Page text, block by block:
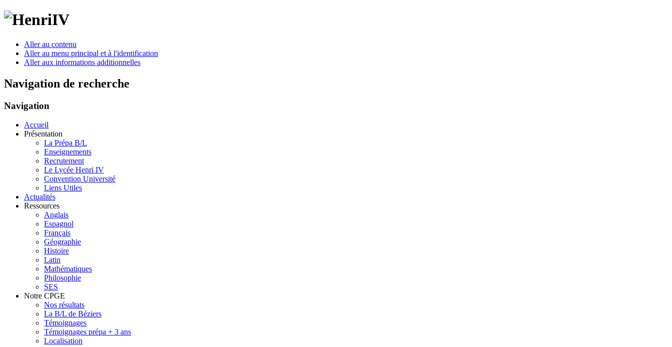
Aller au contenu
Aller au menu principal et à l'identification
Aller aux informations additionnelles
Navigation de recherche
Navigation
Accueil
Présentation
La Prépa B/L
Enseignements
Recrutement
Le Lycée Henri IV
Convention Université
Liens Utiles
Actualités
Ressources
Anglais
Espagnol
Français
Géographie
Histoire
Latin
Mathématiques
Philosophie
SES
Notre CPGE
Nos résultats
La B/L de Béziers
Témoignages
Témoignages prépa + 3 ans
Localisation